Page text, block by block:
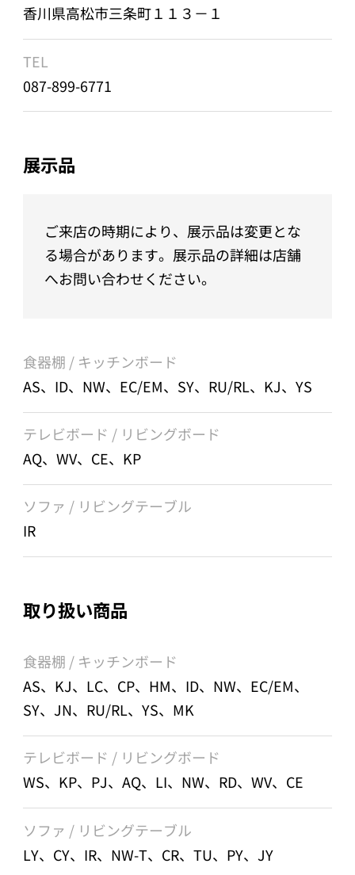
香川県高松市三条町１１３－１
TEL
087-899-6771
展示品
ご来店の時期により、展示品は変更とな
る場合があります。展示品の詳細は店舗
へお問い合わせください。
食器棚 / キッチンボード
AS、ID、NW、EC/EM、SY、RU/RL、KJ、YS
テレビボード / リビングボード
AQ、WV、CE、KP
ソファ / リビングテーブル
IR
取り扱い商品
食器棚 / キッチンボード
AS、KJ、LC、CP、HM、ID、NW、EC/EM、
SY、JN、RU/RL、YS、MK
テレビボード / リビングボード
WS、KP、PJ、AQ、LI、NW、RD、WV、CE
ソファ / リビングテーブル
LY、CY、IR、NW-T、CR、TU、PY、JY